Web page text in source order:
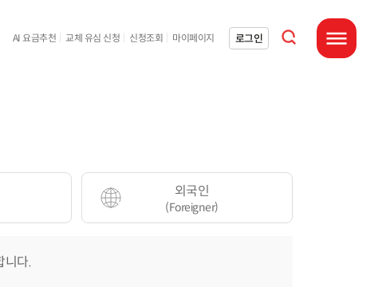
AI 요금추천 교체 유심 신청 신청조회 마이페이지 로그인
통합검색 열기
전체메뉴 열기
외국인
(Foreigner)
니다.